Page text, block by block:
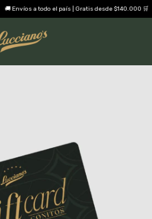
🚚 Envíos a todo el país | Gratis desde $140.000 🛒